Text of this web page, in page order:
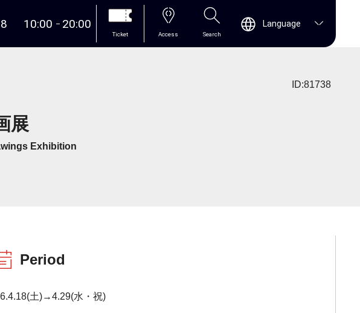
8 10:00 20:00
Ticket Access Search
Language
ID:81738
展
Exhibition
Period
土)→4.29(水・祝)